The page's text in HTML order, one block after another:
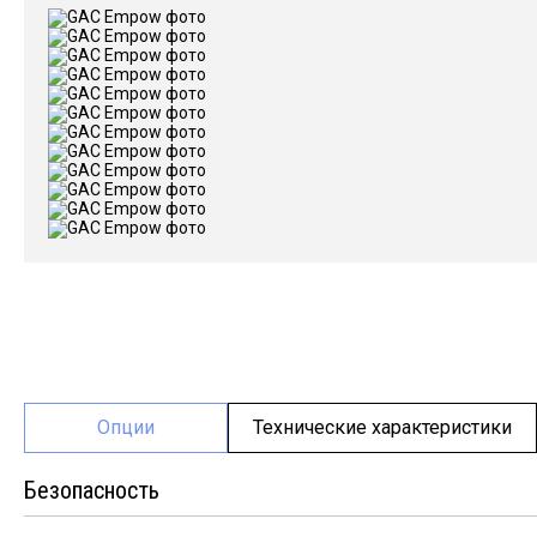
Опции Технические характеристики
Безопасность